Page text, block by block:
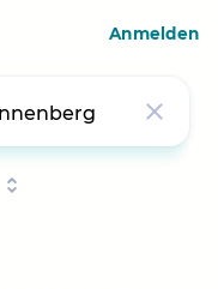
Anmelden